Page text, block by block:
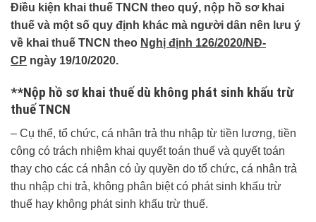
Điều kiện khai thuế TNCN theo quý, nộp hồ sơ khai
thuế và một số quy định khác mà người dân nên lưu ý
về khai thuế TNCN theo Nghị định 126/2020/NĐ-
CP ngày 19/10/2020.
**Nộp hồ sơ khai thuế dù không phát sinh khấu trừ
thuế TNCN
– Cụ thể, tổ chức, cá nhân trả thu nhập từ tiền lương, tiền
công có trách nhiệm khai quyết toán thuế và quyết toán
thay cho các cá nhân có ủy quyền do tổ chức, cá nhân trả
thu nhập chi trả, không phân biệt có phát sinh khấu trừ
thuế hay không phát sinh khấu trừ thuế.